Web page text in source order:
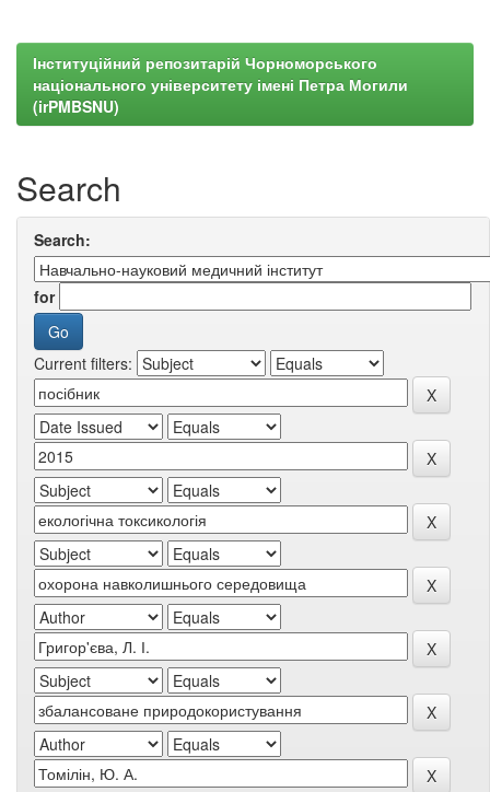
Інституційний репозитарій Чорноморського
національного університету імені Петра Могили
(irPMBSNU)
Search
Search:
for
Current filters: